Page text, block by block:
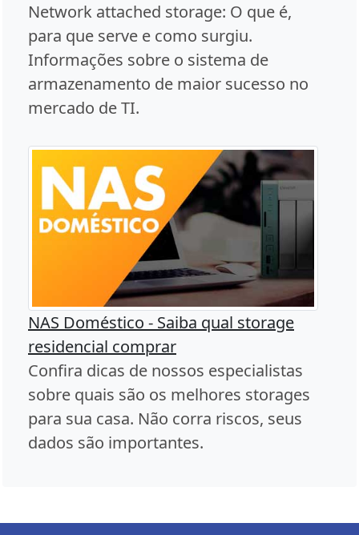
Network attached storage: O que é,
para que serve e como surgiu.
Informações sobre o sistema de
armazenamento de maior sucesso no
mercado de TI.
NAS Doméstico - Saiba qual storage
residencial comprar
Confira dicas de nossos especialistas
sobre quais são os melhores storages
para sua casa. Não corra riscos, seus
dados são importantes.